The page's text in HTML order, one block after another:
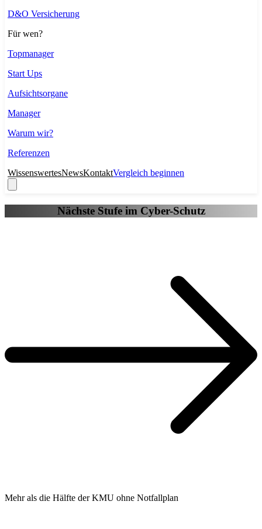
D&O Versicherung
Für wen?
Topmanager
Start Ups
Aufsichtsorgane
Manager
Warum wir?
Referenzen
WissenswertesNewsKontaktVergleich beginnen
Nächste Stufe im Cyber-Schutz
Mehr als die Hälfte der KMU ohne Notfallplan